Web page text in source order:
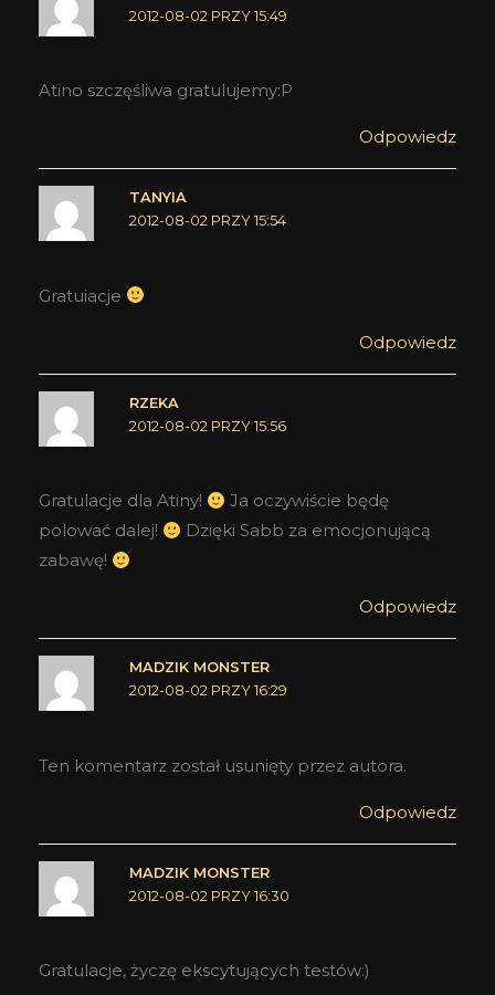
2012-08-02 PRZY 15:49
Atino szczęśliwa gratulujemy:P
Odpowiedz
TANYIA
2012-08-02 PRZY 15:54
Gratuiacje
Odpowiedz
RZEKA
2012-08-02 PRZY 15:56
Gratulacje dla Atiny!
Ja oczywiście będę
polować dalej!
Dzięki Sabb za emocjonującą
zabawę!
Odpowiedz
MADZIK MONSTER
2012-08-02 PRZY 16:29
Ten komentarz został usunięty przez autora.
Odpowiedz
MADZIK MONSTER
2012-08-02 PRZY 16:30
Gratulacje, życzę ekscytujących testów:)